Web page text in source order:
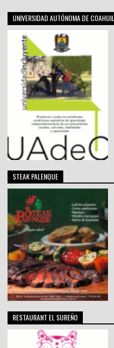
UNIVERSIDAD AUTÓNOMA DE
STEAK PALENQUE
RESTAURANT EL SUREÑO